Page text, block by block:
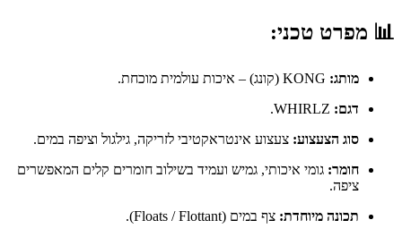
📊 מפרט טכני:
מותג:
דגם:
סוג הצעצוע: צעצוע אינטראקטיבי לזריקה, גילגול וציפה במים.
חומר: גומי איכותי, גמיש ועמיד בשילוב חומרים קלים המאפשרים
ציפה.
תכונה מיוחדת: צף במים (Floats / Flottant).